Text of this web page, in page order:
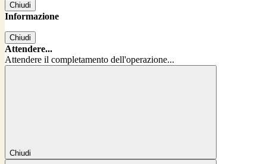
Chiudi
Informazione
Chiudi
Attendere...
Attendere il completamento dell'operazione...
Chiudi